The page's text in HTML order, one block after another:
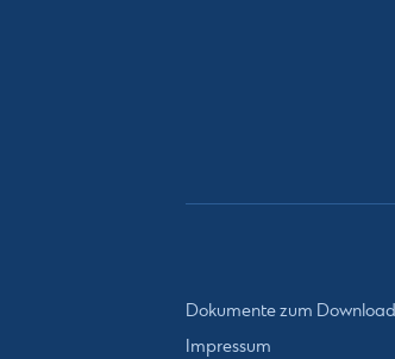
Dokumente zum Download
Impressum